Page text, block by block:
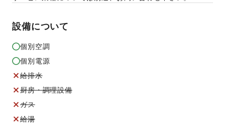
設備について
個別空調
個別電源
給排水
厨房・調理設備
ガス
給湯